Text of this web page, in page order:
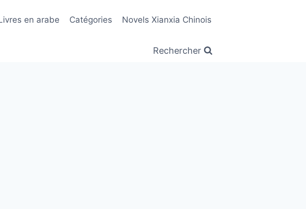
en arabe Catégories Novels Xianxia Chinois
Rechercher